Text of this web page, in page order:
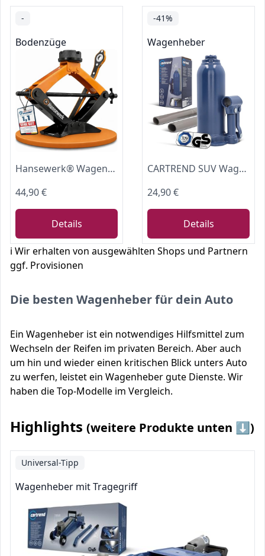
-
Bodenzüge
Hansewerk® Wagenheber Scherenwagenheber 2t inkl. Ratsche (Basic)
44,90 €
Details
-41%
Wagenheber
CARTREND SUV Wagenheber Stempelwagenheber Hydraulisch 5t von 185mm - bis 360mm 10007
24,90 €
Details
ℹ️ Wir erhalten von ausgewählten Shops und Partnern
ggf. Provisionen
Die besten Wagenheber für dein Auto
Ein Wagenheber ist ein notwendiges Hilfsmittel zum
Wechseln der Reifen im privaten Bereich. Aber auch
um hin und wieder einen kritischen Blick unters Auto
zu werfen, leistet ein Wagenheber gute Dienste. Wir
haben die Top-Modelle im Vergleich.
Highlights (weitere Produkte unten ⬇️)
Universal-Tipp
Wagenheber mit Tragegriff